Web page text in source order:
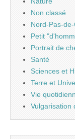
Non classé
Nord-Pas-
Petit
Portrait de
Santé
Sciences et
Terre et
Vie
Vulgarisation